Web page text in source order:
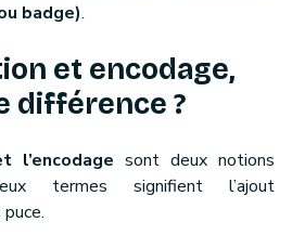
badge).
et encodage,
différence ?
l’encodage sont deux notions
termes signifient l’ajout